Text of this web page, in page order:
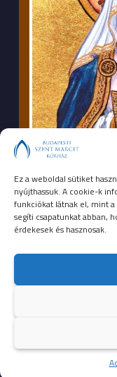
Ez a weboldal sütiket
nyújthassuk. A cookie-k
funkciókat látnak el, mint
segíti csapatunkat abban,
érdekesek és hasznosak.
Kezdőoldal
SEGÉLYHÍVÓSZÁMOK
104mentők
107rendőrség